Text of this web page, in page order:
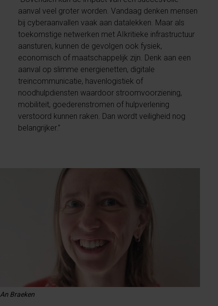
aanval veel groter worden. Vandaag denken mensen
bij cyberaanvallen vaak aan datalekken. Maar als
toekomstige netwerken met AIkritieke infrastructuur
aansturen, kunnen de gevolgen ook fysiek,
economisch of maatschappelijk zijn. Denk aan een
aanval op slimme energienetten, digitale
treincommunicatie, havenlogistiek of
noodhulpdiensten waardoor stroomvoorziening,
mobiliteit, goederenstromen of hulpverlening
verstoord kunnen raken. Dan wordt veiligheid nog
belangrijker."
An Braeken